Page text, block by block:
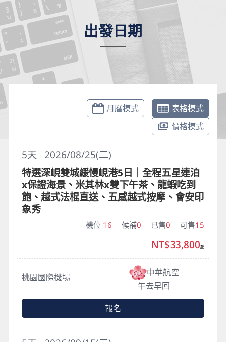
出發日期
月曆模式
表格模式
價格模式
2026/08/25(二)
5天
特選深峴雙城緩慢峴港5日｜全程五星連泊
x保證海景、米其林x雙下午茶、龍蝦吃到
飽、越式法棍直送、五感越式按摩、會安印
象秀
機位 16 候補0 已售0 可售15
桃園國際機場
中華航空
午去早回
NT$33,800起
報名